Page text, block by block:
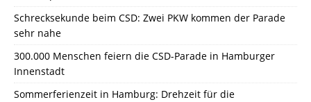
Schrecksekunde beim CSD: Zwei PKW kommen der Parade
sehr nahe
300.000 Menschen feiern die CSD-Parade in Hamburger
Innenstadt
Sommerferienzeit in Hamburg: Drehzeit für die